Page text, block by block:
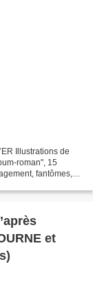
Illustrations de
roman", 15
fantômes,
et